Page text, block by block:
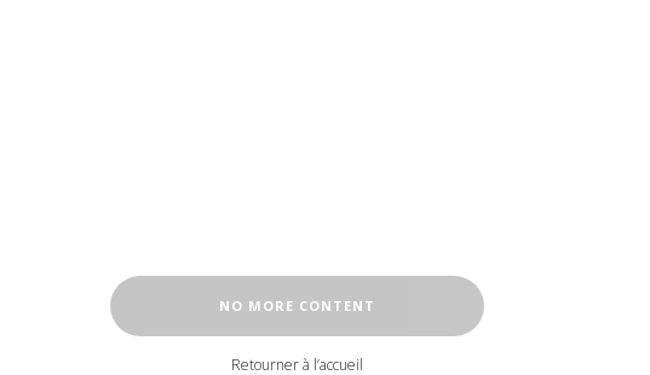
NO MORE CONTENT
Retourner à l’accueil